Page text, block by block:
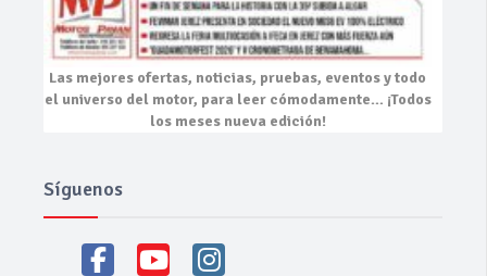
Las mejores ofertas, noticias, pruebas, eventosy todo
el universo del motor, para leer cómodamente… ¡Todos
los meses nueva edición!
Síguenos